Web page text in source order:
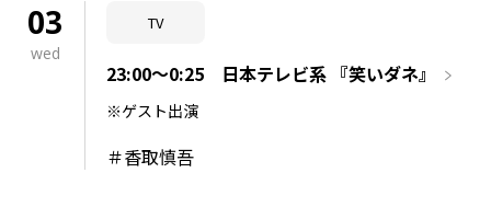
03
wed
TV
23:00～0:25 日本テレビ系 『笑いダネ』
※ゲスト出演
＃香取慎吾